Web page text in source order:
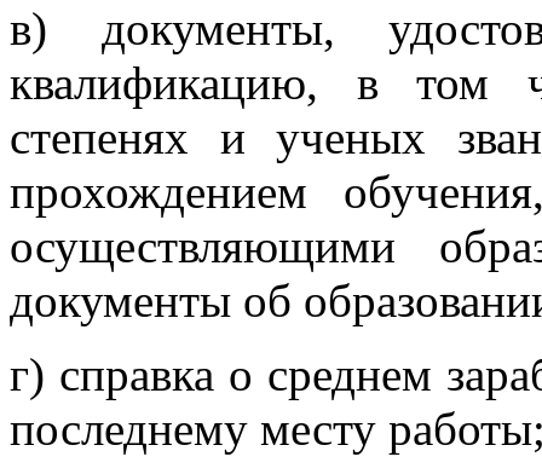
в) документы,
квалификацию, в том
степенях и ученых
прохождением
осуществляющими
документы об
г) справка о среднем
последнему месту